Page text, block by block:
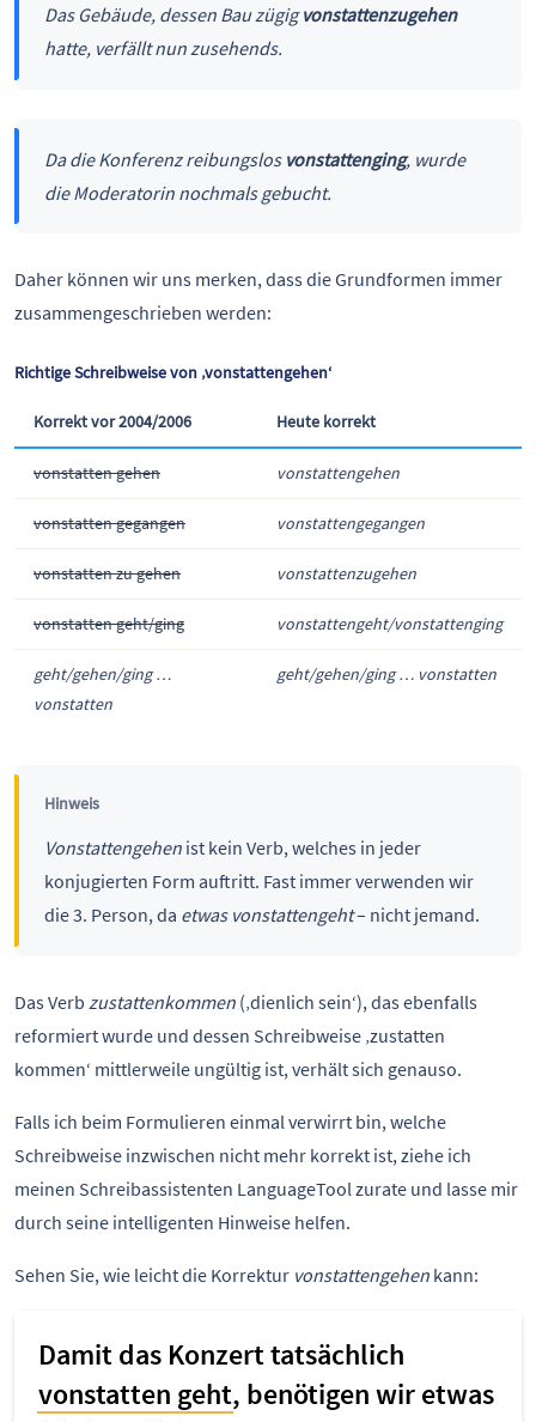
Das Gebäude, dessen Bau zügigvonstattenzugehen
hatte, verfällt nun zusehends.
Da die Konferenz reibungslos vonstattenging, wurde
die Moderatorin nochmals gebucht.
Daher können wir uns merken, dass die Grundformen immer
zusammengeschrieben werden:
Richtige Schreibweise von ‚vonstattengehen‘
Korrekt vor 2004/2006 Heute korrekt
vonstatten gehen vonstattengehen
vonstatten gegangen vonstattengegangen
vonstatten zu gehen vonstattenzugehen
vonstatten geht/ging vonstattengeht/vonstattenging
geht/gehen/ging …
vonstatten
geht/gehen/ging … vonstatten
Hinweis
Vonstattengehenist kein Verb, welches in jeder
konjugierten Form auftritt. Fast immer verwenden wir
die 3. Person, da etwas vonstattengeht– nicht jemand.
Das Verb zustattenkommen (‚dienlich sein‘), das ebenfalls
reformiert wurde und dessen Schreibweise ‚zustatten
kommen‘ mittlerweile ungültig ist, verhält sich genauso.
Falls ich beim Formulieren einmal verwirrt bin, welche
Schreibweise inzwischen nicht mehr korrekt ist, ziehe ich
meinen Schreibassistenten LanguageTool zurate und lasse mir
durch seine intelligenten Hinweise helfen.
Sehen Sie, wie leicht die Korrektur vonstattengehen kann: